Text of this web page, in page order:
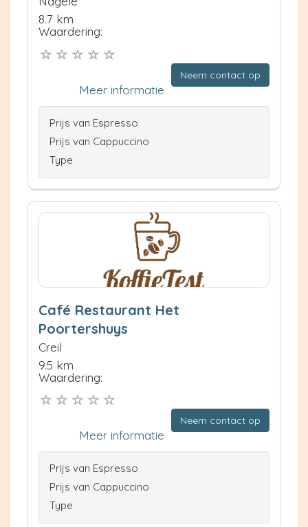
8.7 km
Waardering:
Neem contact op
Meer informatie
Prijs van Espresso
Prijs van Cappuccino
Type
Café Restaurant Het
Poortershuys
Creil
9.5 km
Waardering:
Neem contact op
Meer informatie
Prijs van Espresso
Prijs van Cappuccino
Type